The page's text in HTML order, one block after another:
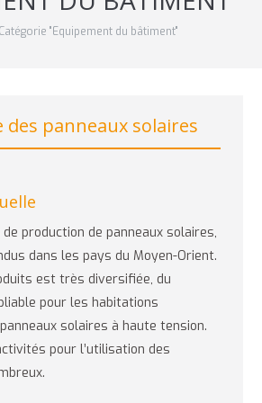
Catégorie "Equipement du bâtiment"
des panneaux solaires
production de panneaux solaires,
dans les pays du Moyen-Orient.
est très diversifiée, du
pour les habitations
solaires à haute tension.
pour l’utilisation des